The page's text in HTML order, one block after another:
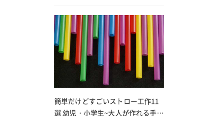
簡単だけどすごいストロー工作11
選 幼児・小学生~大人が作れる手作